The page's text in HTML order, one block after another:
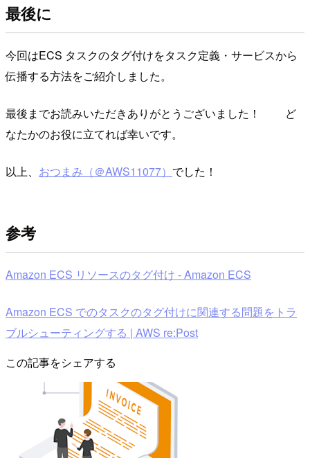
最後に
今回はECS タスクのタグ付けをタスク定義・サービスから
伝播する方法をご紹介しました。
最後までお読みいただきありがとうございました！ ど
なたかのお役に立てれば幸いです。
以上、 おつまみ（＠AWS11077） でした！
参考
Amazon ECS リソースのタグ付け - Amazon ECS
Amazon ECS でのタスクのタグ付けに関連する問題をトラ
ブルシューティングする | AWS re:Post
この記事をシェアする